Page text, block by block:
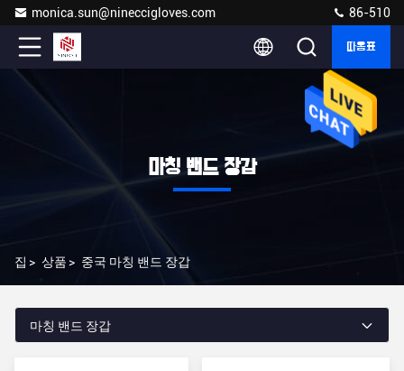
monica.sun@nineccigloves.com 86-510
따옴표
마칭 밴드 장갑
집 > 상품 > 중국 마칭 밴드 장갑
마칭 밴드 장갑